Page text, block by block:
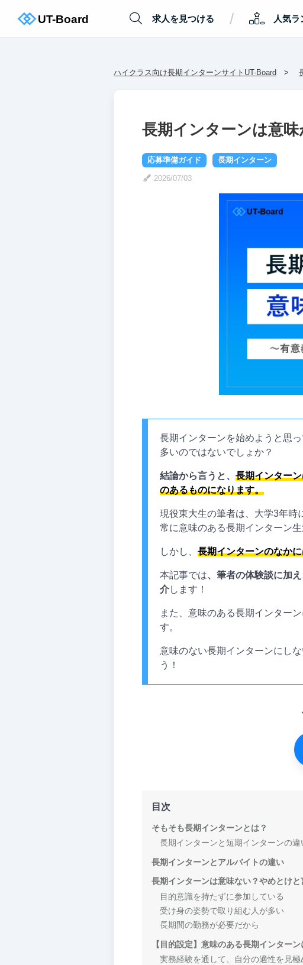
求人を見つける / 人気
ハイクラス向け長期インターンサイトUT-Board
長期インターンは意
応募準備ガイド 長期インターン
2026/07/03
長期インターンを始めようと思
多いのではないでしょか？
結論から言うと、 長期インター
のあるものになります。
現役東大生の筆者は、大学3年時
常に意味のある長期インターン
しかし、 長期インターンのなか
本記事では、筆者の体験談に加
介します！
また、意味のある長期インター
す。
意味のない長期インターンにし
う！
目次
そもそも長期インターンとは？
長期インターンと短期インターンの違
長期インターンとアルバイトの違い
長期インターンは意味ない？やめとけと
目的意識を持たずに参加している
受け身の姿勢で取り組む人が多い
長期間の勤務が必要だから
【目的設定】意味のある長期インター
実務経験を通して、自分の適性を見極